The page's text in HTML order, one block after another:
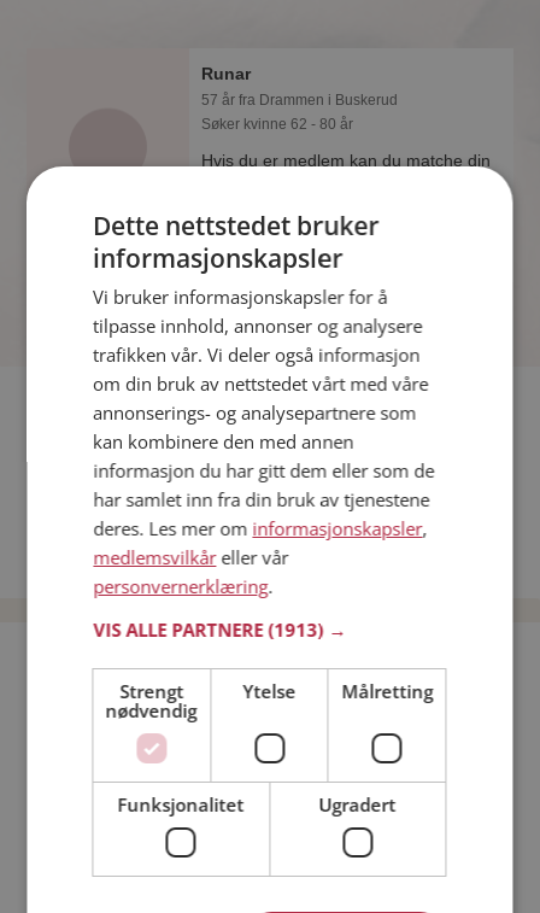
Runar
57 år fra Drammen i Buskerud
Søker kvinne 62 - 80 år
Hvis du er medlem kan du matche din
sammen som hånd i hanske?
Fler single
Flere singlemenn fra Drammen: Ole,Magnus,Anh Viet Le
Kvinner fra Drammen
Date kvinner i Norge
Date menn i Norge
Bli medlem gratis!
Jeg er en: Mann Kvinne
Min alder:
Dette nettstedet bruker
informasjonskapsler
Vi bruker informasjonskapsler for å
tilpasse innhold, annonser og analysere
trafikken vår. Vi deler også informasjon
om din bruk av nettstedet vårt med våre
annonserings- og analysepartnere som
kan kombinere den med annen
informasjon du har gitt dem eller som de
har samlet inn fra din bruk av tjenestene
deres. Les mer om informasjonskapsler,
medlemsvilkåreller vår
personvernerklæring.
VIS ALLE PARTNERE(1913) →
Strengt
nødvendig
Ytelse Målretting
Funksjonalitet Ugradert